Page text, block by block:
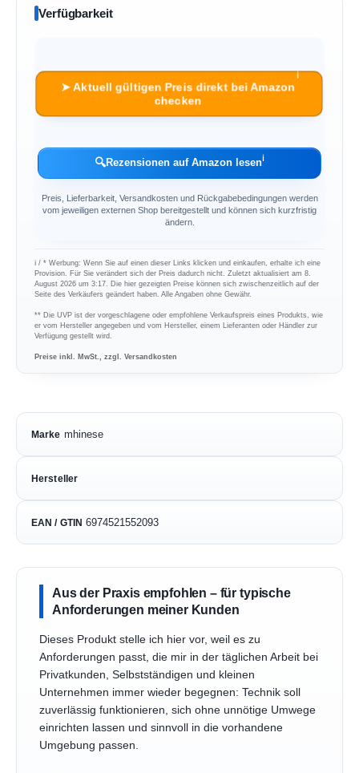
Verfügbarkeit
➤ Aktuell gültigen Preis direkt bei Amazon
checken
ℹ︎
🔍Rezensionen auf Amazon lesenℹ︎
Preis, Lieferbarkeit, Versandkosten und Rückgabebedingungen werden
vom jeweiligen externen Shop bereitgestellt und können sich kurzfristig
ändern.
ℹ︎ / * Werbung: Wenn Sie auf einen dieser Links klicken und einkaufen, erhalte ich eine
Provision. Für Sie verändert sich der Preis dadurch nicht. Zuletzt aktualisiert am 8.
August 2026 um 3:17. Die hier gezeigten Preise können sich zwischenzeitlich auf der
Seite des Verkäufers geändert haben. Alle Angaben ohne Gewähr.
** Die UVP ist der vorgeschlagene oder empfohlene Verkaufspreis eines Produkts, wie
er vom Hersteller angegeben und vom Hersteller, einem Lieferanten oder Händler zur
Verfügung gestellt wird.
Preise inkl. MwSt., zzgl. Versandkosten
Marke mhinese
Hersteller
EAN / GTIN 6974521552093
Aus der Praxis empfohlen – für typische
Anforderungen meiner Kunden
Dieses Produkt stelle ich hier vor, weil es zu
Anforderungen passt, die mir in der täglichen Arbeit bei
Privatkunden, Selbstständigen und kleinen
Unternehmen immer wieder begegnen: Technik soll
zuverlässig funktionieren, sich ohne unnötige Umwege
einrichten lassen und sinnvoll in die vorhandene
Umgebung passen.